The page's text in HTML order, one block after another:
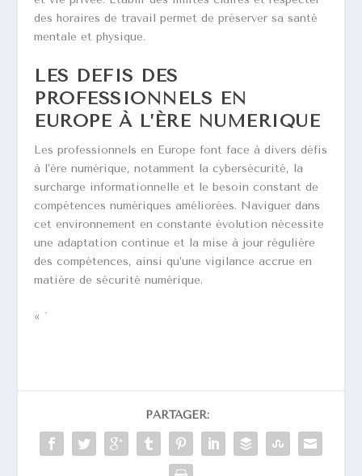
des horaires de travail permet de préserver sa santé
mentale et physique.
LES DÉFIS DES
PROFESSIONNELS EN
EUROPE À L’ÈRE NUMÉRIQUE
Les professionnels en Europe font face à divers défis
à l’ère numérique, notamment la cybersécurité, la
surcharge informationnelle et le besoin constant de
compétences numériques améliorées. Naviguer dans
cet environnement en constante évolution nécessite
une adaptation continue et la mise à jour régulière
des compétences, ainsi qu’une vigilance accrue en
matière de sécurité numérique.
« `
PARTAGER: